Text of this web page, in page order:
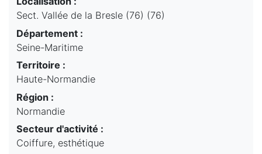
Sect. Vallée de la Bresle (76) (76)
Département :
Seine-Maritime
Territoire :
Haute-Normandie
Région :
Normandie
Secteur d'activité :
Coiffure, esthétique